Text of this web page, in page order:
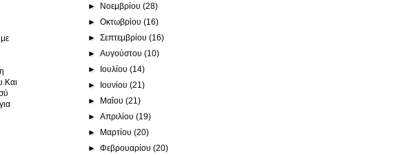
► Νοεμβρίου(28)
►Οκτωβρίου(16)
►Σεπτεμβρίου(16)
►Αυγούστου(10)
► Ιουλίου(14)
► Ιουνίου(21)
► Μαΐου(21)
►Απριλίου(19)
► Μαρτίου(20)
►Φεβρουαρίου(20)